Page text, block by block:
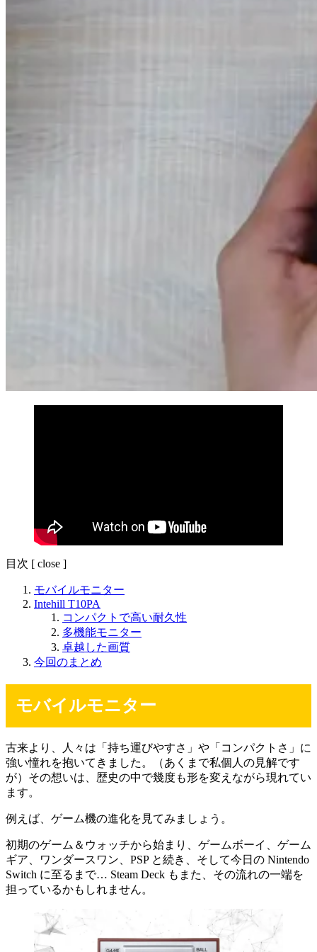
目次 [ close ]
モバイルモニター
Intehill T10PA
コンパクトで高い耐久性
多機能モニター
卓越した画質
今回のまとめ
モバイルモニター
古来より、人々は「持ち運びやすさ」や「コンパクトさ」に
強い憧れを抱いてきました。（あくまで私個人の見解です
が）その想いは、歴史の中で幾度も形を変えながら現れてい
ます。
例えば、ゲーム機の進化を見てみましょう。
初期のゲーム＆ウォッチから始まり、ゲームボーイ、ゲーム
ギア、ワンダースワン、PSP と続き、そして今日の Nintendo
Switch に至るまで… Steam Deck もまた、その流れの一端を
担っているかもしれません。